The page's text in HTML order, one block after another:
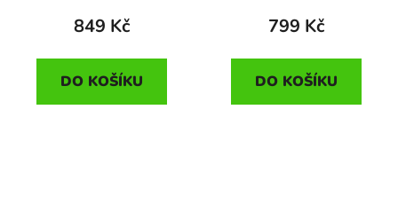
849 Kč
DO KOŠÍKU
799 Kč
DO KOŠÍKU